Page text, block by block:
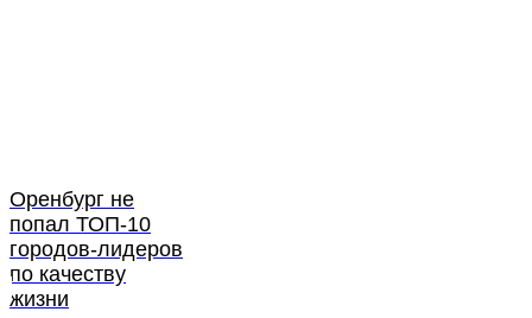
Оренбург не
попал ТОП-10
городов-лидеров
по качеству
жизни